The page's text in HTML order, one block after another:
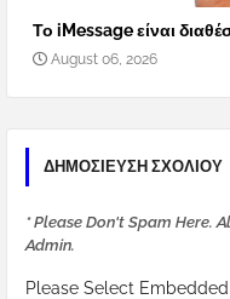
Το iMessage είναι
August 06, 2026
ΔΗΜΟΣΊΕΥΣΗ ΣΧΟΛΊΟΥ
* Please Don't Spam Here.
Admin.
Please Select